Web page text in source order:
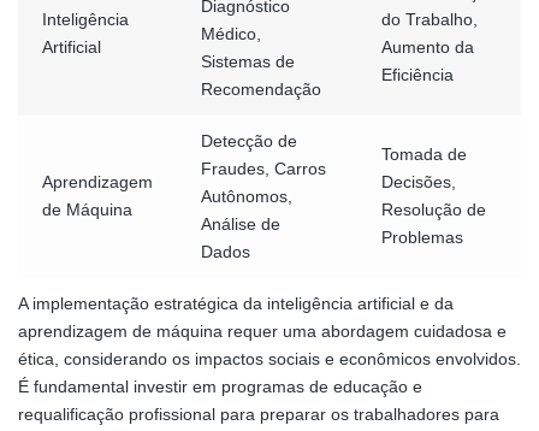
Inteligência
Artificial
Diagnóstico
Médico,
Sistemas de
Recomendação
do Trabalho,
Aumento da
Eficiência
Aprendizagem
de Máquina
Detecção de
Fraudes, Carros
Autônomos,
Análise de
Dados
Tomada de
Decisões,
Resolução de
Problemas
A implementação estratégica da inteligência artificial e da
aprendizagem de máquina requer uma abordagem cuidadosa e
ética, considerando os impactos sociais e econômicos envolvidos.
É fundamental investir em programas de educação e
requalificação profissional para preparar os trabalhadores para